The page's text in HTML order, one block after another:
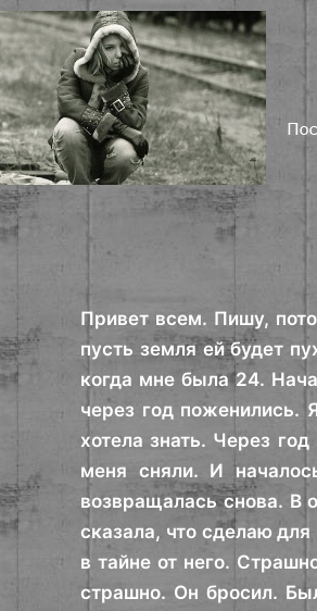
Привет всем. Пишу,
пусть земля ей будет
когда мне была 24.
через год поженились.
хотела знать. Через
меня сняли. И
возвращалась снова. В
сказала, что сделаю
в тайне от него.
страшно. Он бросил.